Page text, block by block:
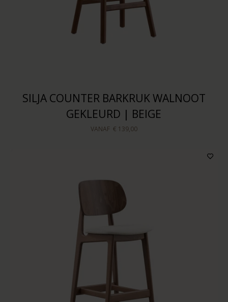
SILJA COUNTER BARKRUK WALNOOT
GEKLEURD | BEIGE
VANAF € 139,00